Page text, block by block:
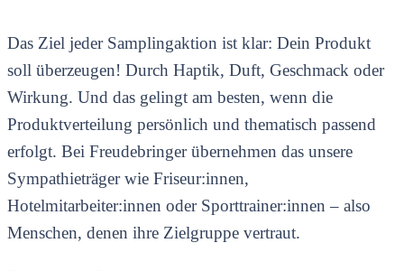
Das Ziel jeder Samplingaktion ist klar: Dein Produkt
soll überzeugen! Durch Haptik, Duft, Geschmack oder
Wirkung. Und das gelingt am besten, wenn die
Produktverteilung persönlich und thematisch passend
erfolgt. Bei Freudebringer übernehmen das unsere
Sympathieträger wie Friseur:innen,
Hotelmitarbeiter:innen oder Sporttrainer:innen – also
Menschen, denen ihre Zielgruppe vertraut.